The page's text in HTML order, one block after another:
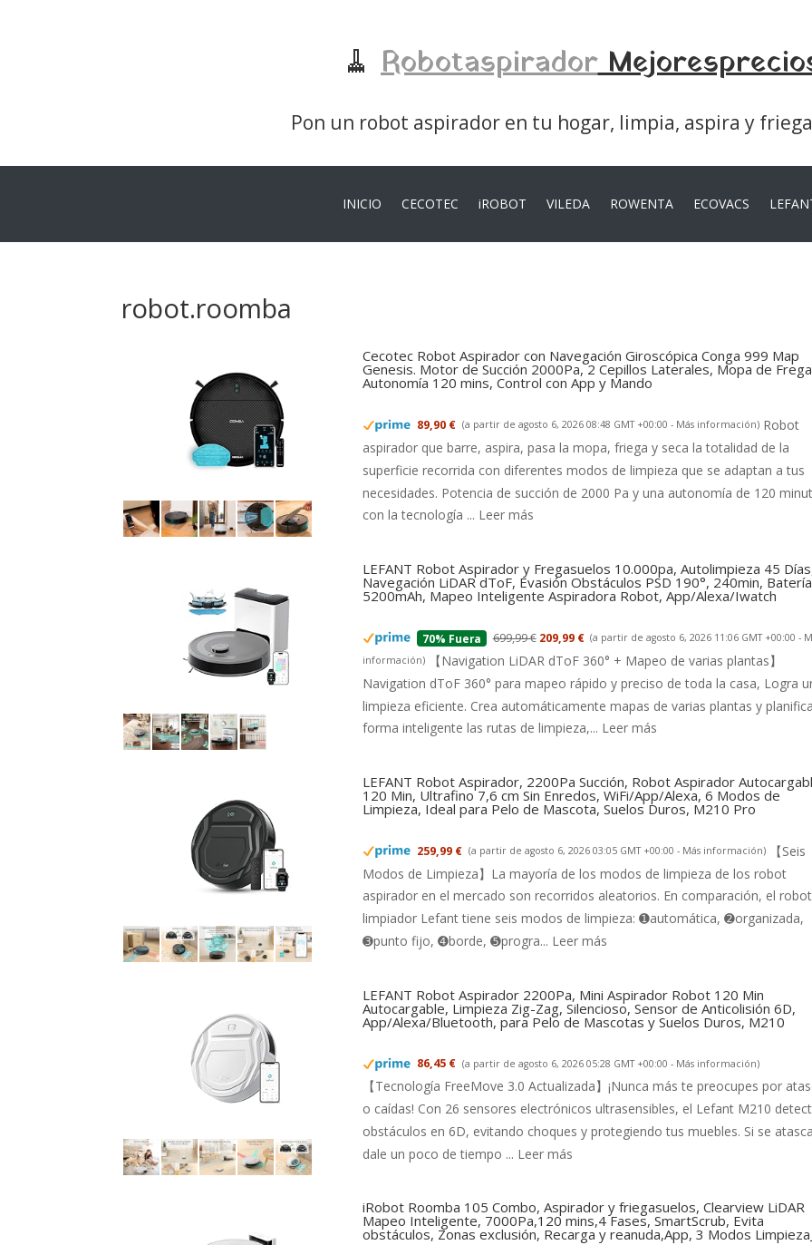
🧹Robotaspirador
Pon un robot aspirador en tu hogar, limpia, aspira y
INICIO CECOTEC iROBOT VILEDA ROWENTA ECOVACS
robot.roomba
Cecotec Robot Aspirador con Navegación Giroscópica Conga 999 Map
Genesis. Motor de Succión 2000Pa, 2 Cepillos Laterales, Mopa de
Autonomía 120 mins, Control con App y Mando
89,90 € (a partir de agosto 6, 2026 08:48 GMT +00:00 - Más información) Robot
aspirador que barre, aspira, pasa la mopa, friega y seca la totalidad de la
superficie recorrida con diferentes modos de limpieza que se adaptan a tus
necesidades. Potencia de succión de 2000 Pa y una autonomía de 120
con la tecnología ... Leer más
LEFANT Robot Aspirador y Fregasuelos 10.000pa, Autolimpieza 45
Navegación LiDAR dToF, Evasión Obstáculos PSD 190°, 240min, Batería
5200mAh, Mapeo Inteligente Aspiradora Robot, App/Alexa/Iwatch
70% Fuera 699,99 € 209,99 € (a partir de agosto 6, 2026 11:06 GMT +00:00 -
información)
【Navigation LiDAR dToF 360° + Mapeo de varias plantas】
Navigation dToF 360° para mapeo rápido y preciso de toda la casa, Logra
limpieza eficiente. Crea automáticamente mapas de varias plantas y
forma inteligente las rutas de limpieza,... Leer más
LEFANT Robot Aspirador, 2200Pa Succión, Robot Aspirador
120 Min, Ultrafino 7,6 cm Sin Enredos, WiFi/App/Alexa, 6 Modos de
Limpieza, Ideal para Pelo de Mascota, Suelos Duros, M210 Pro
259,99 € (a partir de agosto 6, 2026 03:05 GMT +00:00 - Más información)
【Seis
Modos de Limpieza】La mayoría de los modos de limpieza de los robot
aspirador en el mercado son recorridos aleatorios. En comparación, el robot
limpiador Lefant tiene seis modos de limpieza: ➊automática, ➋organizada,
➌punto fijo, ➍borde, ➎progra... Leer más
LEFANT Robot Aspirador 2200Pa, Mini Aspirador Robot 120 Min
Autocargable, Limpieza Zig-Zag, Silencioso, Sensor de Anticolisión 6D,
App/Alexa/Bluetooth, para Pelo de Mascotas y Suelos Duros, M210
86,45 € (a partir de agosto 6, 2026 05:28 GMT +00:00 - Más información)
【Tecnología FreeMove 3.0 Actualizada】¡Nunca más te preocupes por
o caídas! Con 26 sensores electrónicos ultrasensibles, el Lefant M210
obstáculos en 6D, evitando choques y protegiendo tus muebles. Si se
dale un poco de tiempo ... Leer más
iRobot Roomba 105 Combo, Aspirador y friegasuelos, Clearview LiDAR
Mapeo Inteligente, 7000Pa,120 mins,4 Fases, SmartScrub, Evita
obstáculos, Zonas exclusión, Recarga y reanuda,App, 3 Modos